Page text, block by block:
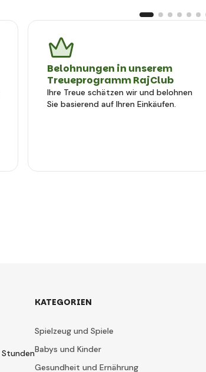
Belohnungen in unserem
Treueprogramm RajClub
Ihre Treue schätzen wir und belohnen
Sie basierend auf Ihren Einkäufen.
KATEGORIEN
Spielzeug und Spiele
Babys und Kinder
Gesundheit und Ernährung